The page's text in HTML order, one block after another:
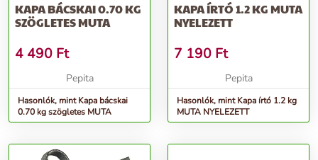
KAPA BÁCSKAI 0.70 KG
SZÖGLETES MUTA
4 490 Ft
Pepita
Hasonlók, mint Kapa bácskai
0.70 kg szögletes MUTA
KAPA ÍRTÓ 1.2 KG MUTA
NYELEZETT
7 190 Ft
Pepita
Hasonlók, mint Kapa írtó 1.2 kg
MUTA NYELEZETT